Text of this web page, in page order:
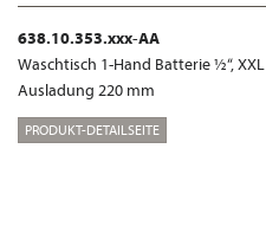
638.10.353.xxx-AA
Waschtisch 1-Hand Batterie ½“, XXL
Ausladung 220 mm
PRODUKT-DETAILSEITE